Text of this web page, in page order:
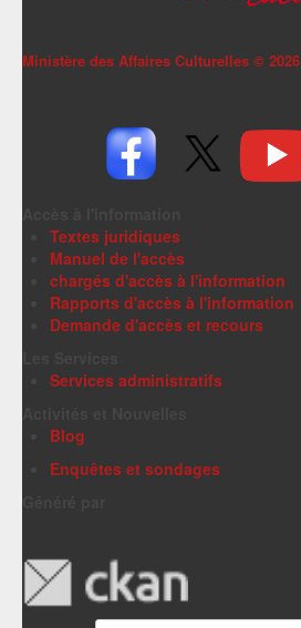
Ministère des Affaires Culturelles © 2026
Textes juridiques
Manuel de l'accès
chargés d'accès à l'information
Rapports d'accès à l'information
Demande d'accès et recours
Services administratifs
Blog
Enquêtes et sondages